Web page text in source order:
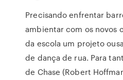
Precisando enfrentar
ambientar com os novos
da escola um projeto
de dança de rua. Para
de Chase (Robert